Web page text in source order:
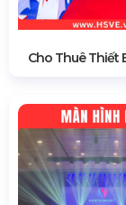
Cho Thuê Thiết